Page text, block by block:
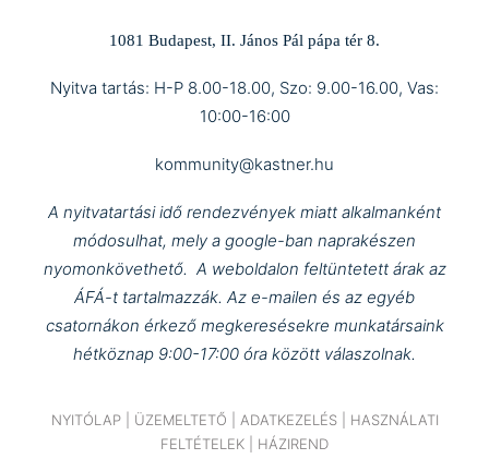
1081 Budapest, II. János Pál pápa tér 8.
Nyitva tartás: H-P 8.00-18.00, Szo: 9.00-16.00, Vas:
10:00-16:00
kommunity@kastner.hu
A nyitvatartási idő rendezvények miatt alkalmanként
módosulhat, mely a google-ban naprakészen
nyomonkövethető. A weboldalon feltüntetett árak az
ÁFÁ-t tartalmazzák. Az e-mailen és az egyéb
csatornákon érkező megkeresésekre munkatársaink
hétköznap 9:00-17:00 óra között válaszolnak.
NYITÓLAP| ÜZEMELTETŐ ADATKEZELÉS| HASZNÁLATI
FELTÉTELEK
HÁZIREND